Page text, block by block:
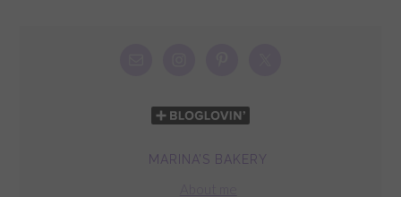
MARINA’S BAKERY